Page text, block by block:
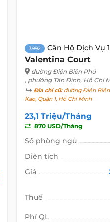
3992 Căn Hộ Dịch Vụ
Valentina Court
đường Điện Biên Phủ
, phường Tân Định, Hồ Chí
Địa chỉ cũ:đường Điện
Kao, Quận 1, Hồ Chí Minh
23,1 Triệu/Tháng
870 USD/Tháng
Số phòng ngủ
Diện tích
Giá
Thuế
Phí QL